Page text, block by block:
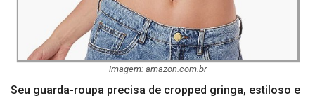
imagem: amazon.com.br
Seu guarda-roupa precisa de cropped gringa, estiloso e